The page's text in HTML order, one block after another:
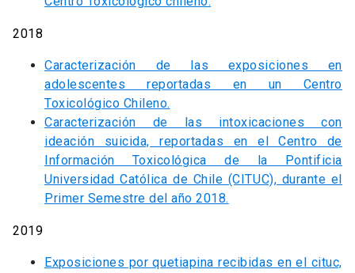
2018
Caracterización de las exposiciones en
adolescentes reportadas en un Centro
Toxicológico Chileno.
Caracterización de las intoxicaciones con
ideación suicida, reportadas en el Centro de
Información Toxicológica de la Pontificia
Universidad Católica de Chile (CITUC), durante el
Primer Semestre del año 2018.
2019
Exposiciones por quetiapina recibidas en el cituc,